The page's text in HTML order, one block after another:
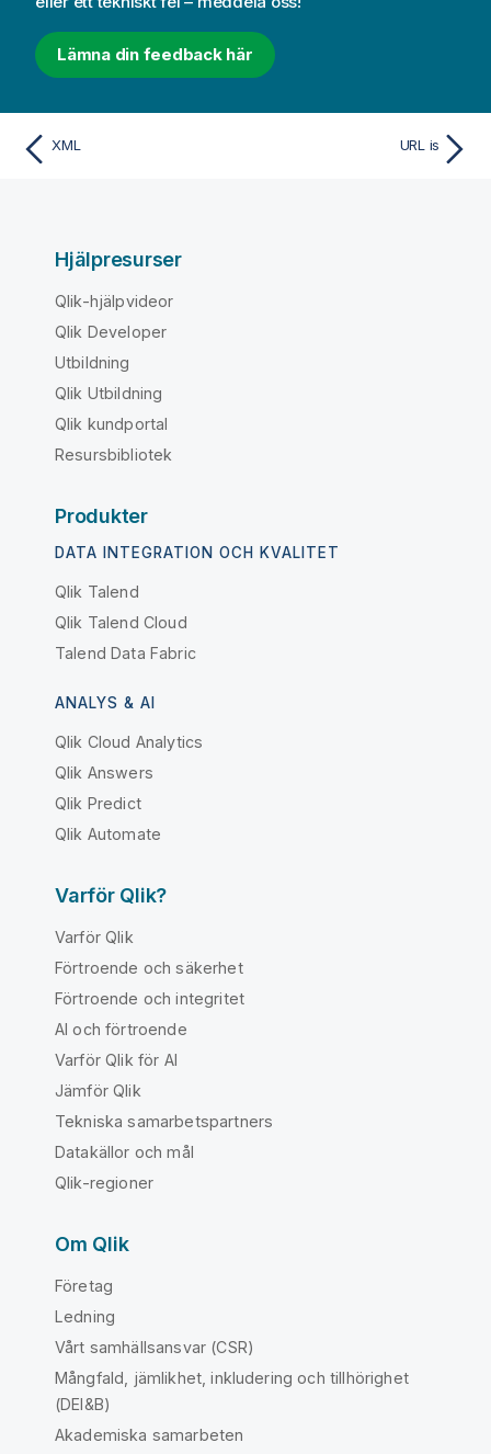
Lämna din feedback här
XML URL is
Hjälpresurser
Qlik-hjälpvideor
Qlik Developer
Utbildning
Qlik Utbildning
Qlik kundportal
Resursbibliotek
Produkter
DATA INTEGRATION OCH KVALITET
Qlik Talend
Qlik Talend Cloud
Talend Data Fabric
ANALYS & AI
Qlik Cloud Analytics
Qlik Answers
Qlik Predict
Qlik Automate
Varför Qlik?
Varför Qlik
Förtroende och säkerhet
Förtroende och integritet
AI och förtroende
Varför Qlik för AI
Jämför Qlik
Tekniska samarbetspartners
Datakällor och mål
Qlik-regioner
Om Qlik
Företag
Ledning
Vårt samhällsansvar (CSR)
Mångfald, jämlikhet, inkludering och tillhörighet
(DEI&B)
Akademiska samarbeten